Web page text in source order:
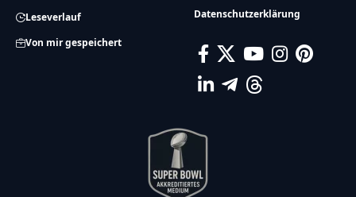
Leseverlauf
Von mir gespeichert
Datenschutzerklärung